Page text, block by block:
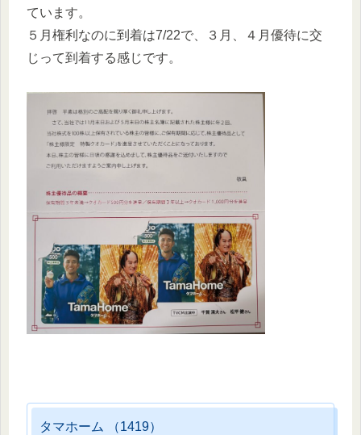
ています。
５月権利なのに到着は7/22で、３月、４月優待に交
じって到着する感じです。
タマホーム （1419）